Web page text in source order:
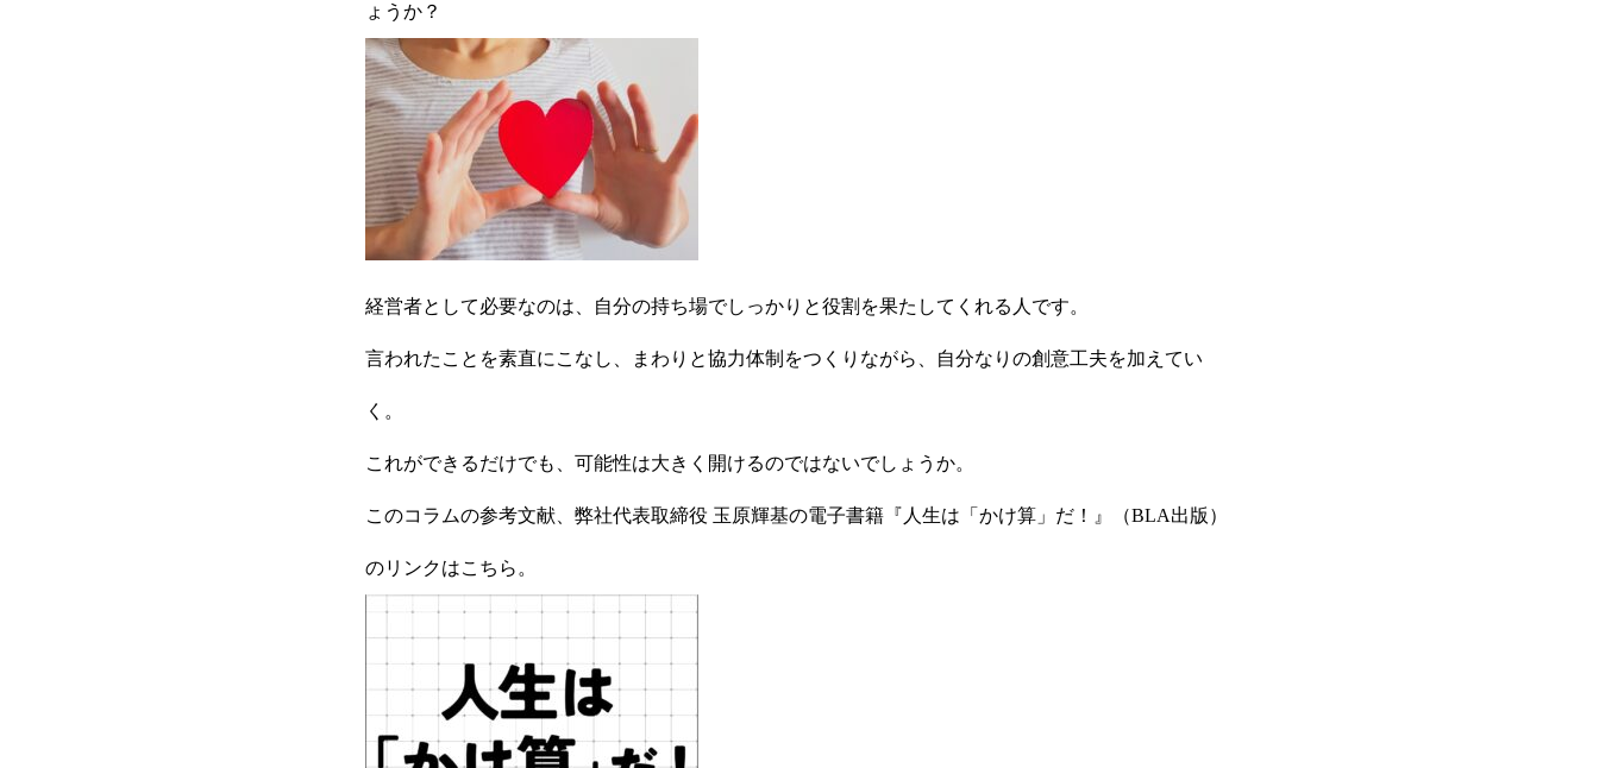
個人情報保護方針
情報セキュリティ基本方針
ょうか？
経営者として必要なのは、自分の持ち場でしっかりと役割を果たしてくれる人です。
言われたことを素直にこなし、まわりと協力体制をつくりながら、自分なりの創意工夫を加えてい
く。
これができるだけでも、可能性は大きく開けるのではないでしょうか。
このコラムの参考文献、弊社代表取締役 玉原輝基の電子書籍『人生は「かけ算」だ！』（BLA出版）
のリンクはこちら 。